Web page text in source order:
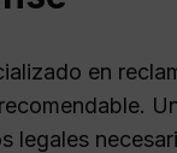
en
legales